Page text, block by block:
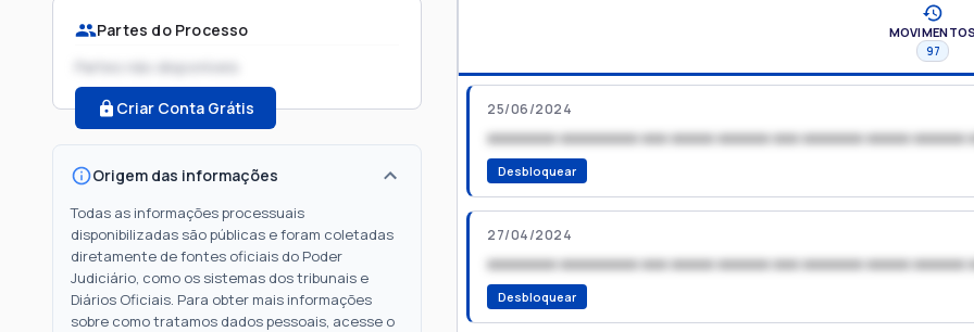
Partes do Processo
Partes não disponíveis
Criar Conta Grátis
Origem das informações
Todas as informações processuais
disponibilizadas são públicas e foram coletadas
diretamente de fontes oficiais do Poder
Judiciário, como os sistemas dos tribunais e
Diários Oficiais. Para obter mais informações
sobre como tratamos dados pessoais, acesse o
MOVIMENTOS
97
25/06/2024
xxxxxxxx xxxxxxxxx xxx xxxxx xxxxxx xxx xxxxxxx xxxxx xxxxxx
Desbloquear
27/04/2024
xxxxxxxx xxxxxxxxx xxx xxxxx xxxxxx xxx xxxxxxx xxxxx xxxxxx
Desbloquear